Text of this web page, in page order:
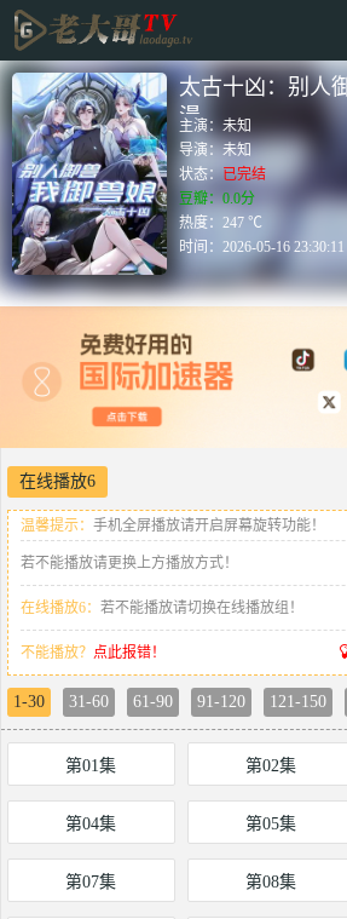
太古十凶：别人
漫
主演：未知
导演：未知
状态： 已完结
豆瓣：0.0分
热度：247 ℃
时间：2026-05-16 23:30:11
在线播放6
温馨提示： 手机全屏播放请开启屏幕旋转功能！
若不能播放请更换上方播放方式！
在线播放6： 若不能播放请切换在线播放组！
不能播放？ 点此报错！
1-30 31-60 61-90 91-120 121-150
第01集 第02集
第04集 第05集
第07集 第08集